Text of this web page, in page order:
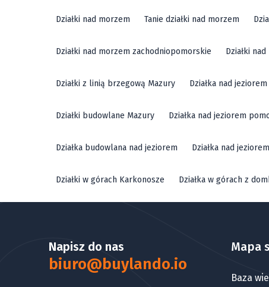
Działki nad morzem Tanie działki nad morzem
Działki nad morzem zachodniopomorskie Działki
Działki z linią brzegową Mazury Działka nad
Działki budowlane Mazury Działka nad jeziorem
Działka budowlana nad jeziorem Działka nad
Działki w górach Karkonosze Działka w górach z
Napisz do nas
biuro@buylando.io
Mapa
Baza